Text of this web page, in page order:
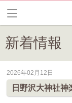
新着情報
皆野町のイベント
2026年02月12日
日野沢大神社神